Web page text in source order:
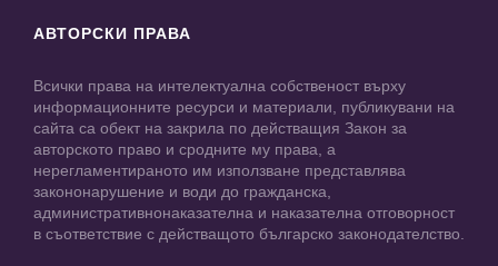
АВТОРСКИ ПРАВА
Всички права на интелектуална собственост върху
информационните ресурси и материали, публикувани на
сайта са обект на закрила по действащия Закон за
авторското право и сродните му права, а
нерегламентираното им използване представлява
закононарушение и води до гражданска,
административнонаказателна и наказателна отговорност
в съответствие с действащото българско законодателство.